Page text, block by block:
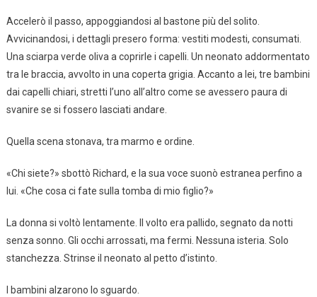
Accelerò il passo, appoggiandosi al bastone più del solito.
Avvicinandosi, i dettagli presero forma: vestiti modesti, consumati.
Una sciarpa verde oliva a coprirle i capelli. Un neonato addormentato
tra le braccia, avvolto in una coperta grigia. Accanto a lei, tre bambini
dai capelli chiari, stretti l’uno all’altro come se avessero paura di
svanire se si fossero lasciati andare.
Quella scena stonava, tra marmo e ordine.
«Chi siete?» sbottò Richard, e la sua voce suonò estranea perfino a
lui. «Che cosa ci fate sulla tomba di mio figlio?»
La donna si voltò lentamente. Il volto era pallido, segnato da notti
senza sonno. Gli occhi arrossati, ma fermi. Nessuna isteria. Solo
stanchezza. Strinse il neonato al petto d’istinto.
I bambini alzarono lo sguardo.